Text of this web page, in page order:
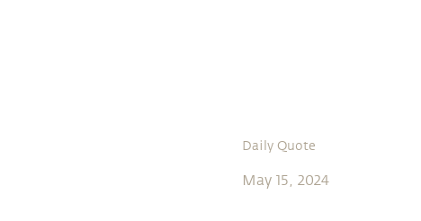
Daily Quote
May 15, 2024